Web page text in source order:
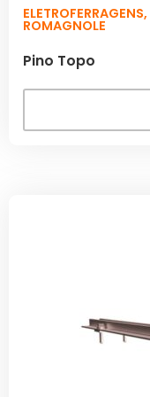
ELETROFERRAGENS,
ROMAGNOLE
Pino Topo